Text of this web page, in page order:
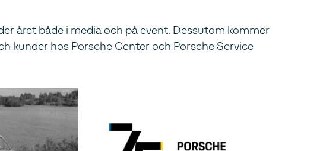
året både i media och på event. Dessutom kommer
kunder hos Porsche Center och Porsche Service